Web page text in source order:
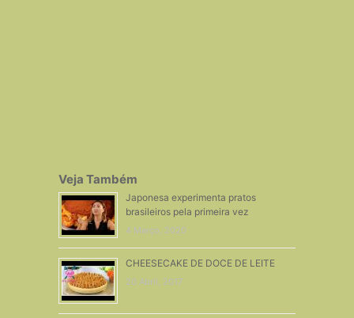
Veja Também
Japonesa experimenta pratos
brasileiros pela primeira vez
4 Março, 2020
CHEESECAKE DE DOCE DE LEITE
20 Abril, 2017